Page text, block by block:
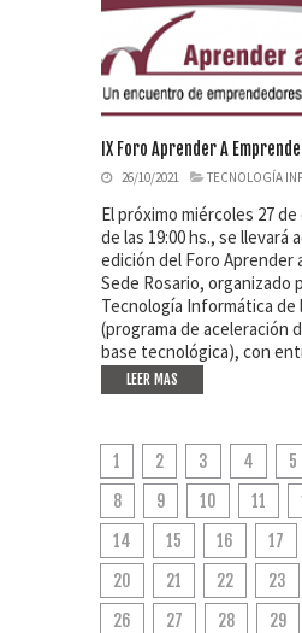
IX Foro Aprender A
26/10/2021 TECNOLOGÍA
El próximo miércoles 27
de las 19:00 hs., se llevará
edición del Foro Aprender
Sede Rosario, organizado
Tecnología Informática de
(programa de aceleración
base tecnológica), con
LEER MAS
1 2 3 4 5
8
9 10 11
14
15 16 17
20
21 22 23
26
27 28 29